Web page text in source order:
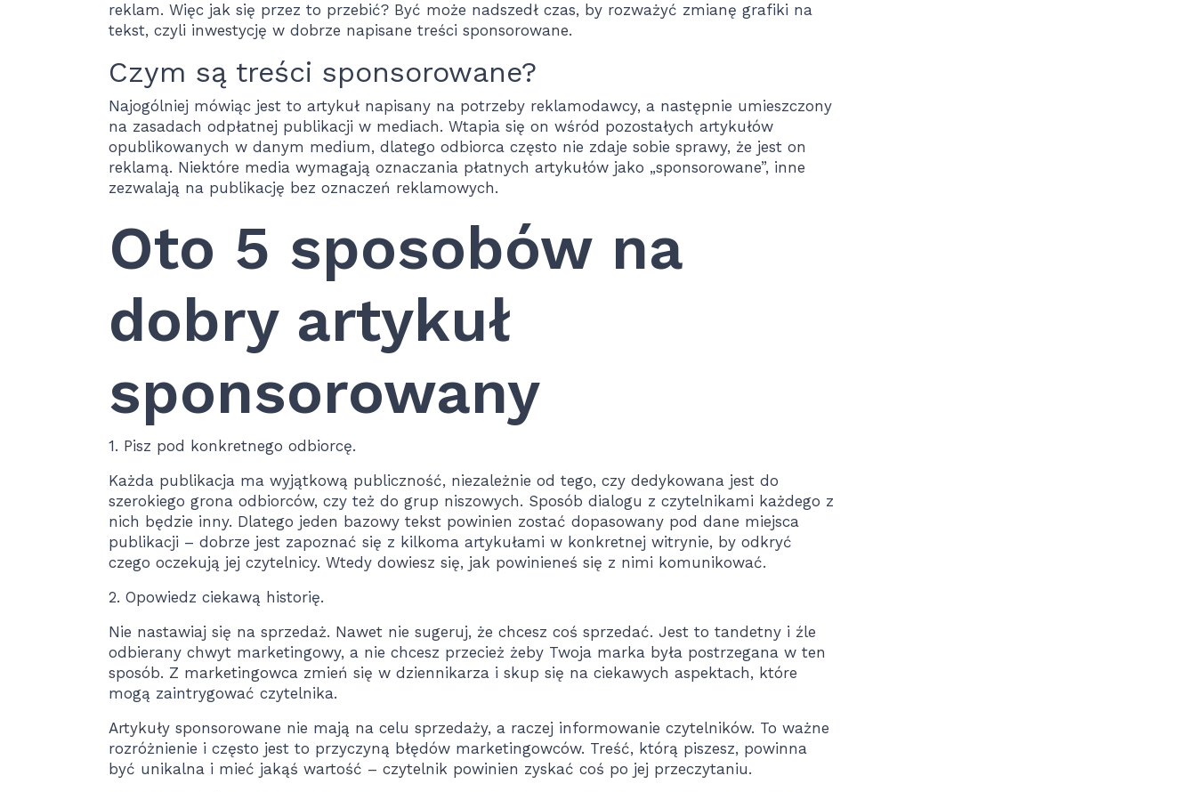
reklam. Więc jak się przez to przebić? Być może nadszedł czas, by rozważyć zmianę grafiki na
tekst, czyli inwestycję w dobrze napisane treści sponsorowane.
Czym są treści sponsorowane?
Najogólniej mówiąc jest to artykuł napisany na potrzeby reklamodawcy, a następnie umieszczony
na zasadach odpłatnej publikacji w mediach. Wtapia się on wśród pozostałych artykułów
opublikowanych w danym medium, dlatego odbiorca często nie zdaje sobie sprawy, że jest on
reklamą. Niektóre media wymagają oznaczania płatnych artykułów jako „sponsorowane”, inne
zezwalają na publikację bez oznaczeń reklamowych.
Oto 5 sposobów na
dobry artykuł
sponsorowany
1. Pisz pod konkretnego odbiorcę.
Każda publikacja ma wyjątkową publiczność, niezależnie od tego, czy dedykowana jest do
szerokiego grona odbiorców, czy też do grup niszowych. Sposób dialogu z czytelnikami każdego z
nich będzie inny. Dlatego jeden bazowy tekst powinien zostać dopasowany pod dane miejsca
publikacji – dobrze jest zapoznać się z kilkoma artykułami w konkretnej witrynie, by odkryć
czego oczekują jej czytelnicy. Wtedy dowiesz się, jak powinieneś się z nimi komunikować.
2. Opowiedz ciekawą historię.
Nie nastawiaj się na sprzedaż. Nawet nie sugeruj, że chcesz coś sprzedać. Jest to tandetny i źle
odbierany chwyt marketingowy, a nie chcesz przecież żeby Twoja marka była postrzegana w ten
sposób. Z marketingowca zmień się w dziennikarza i skup się na ciekawych aspektach, które
mogą zaintrygować czytelnika.
Artykuły sponsorowane nie mają na celu sprzedaży, a raczej informowanie czytelników. To ważne
rozróżnienie i często jest to przyczyną błędów marketingowców. Treść, którą piszesz, powinna
być unikalna i mieć jakąś wartość – czytelnik powinien zyskać coś po jej przeczytaniu.